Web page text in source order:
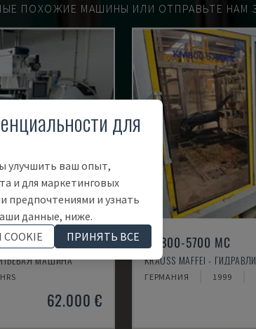
ПОХОЖИЕ МАШИНЫ ИЛИ ОТПРАВЬТЕ НАМ
МАШИНА
62.000 €
KM800-5700 MC
KRAUSS MAFFEI -
ГЕРМАНИЯ 1999
для
улучшить ваш опыт,
и для маркетинговых
предпочтениями и узнать
данные, ниже.
ПРИНЯТЬ ВСЕ